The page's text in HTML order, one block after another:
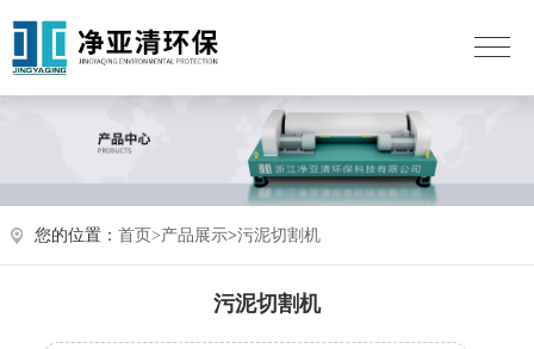
您的位置： 首页>产品展示>污泥切割机
污泥切割机